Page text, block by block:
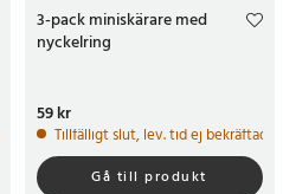
3-pack miniskärare med
nyckelring
Pris:
59 kr
Tillfälligt slut, lev. tid ej bekräftad.
Gå till produkt